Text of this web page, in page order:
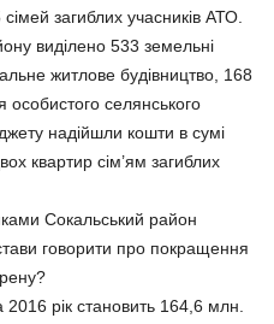
загиблих учасників АТО.
виділено 533 земельні
житлове будівництво, 168
особистого селянського
надійшли кошти в сумі
квартир сім’ям загиблих
Сокальський район
говорити про покращення
рік становить 164,6 млн.